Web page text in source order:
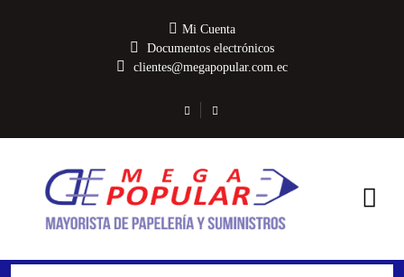
Mi Cuenta
Documentos electrónicos
clientes@megapopular.com.ec